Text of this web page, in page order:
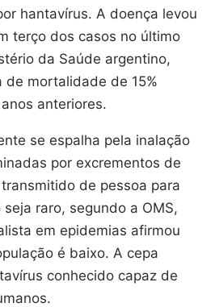
hantavírus. A doença levou
terço dos casos no último
da Saúde argentino,
de mortalidade de 15%
anteriores.
se espalha pela inalação
por excrementos de
de pessoa para
raro, segundo a OMS,
em epidemias afirmou
é baixo. A cepa
conhecido capaz de